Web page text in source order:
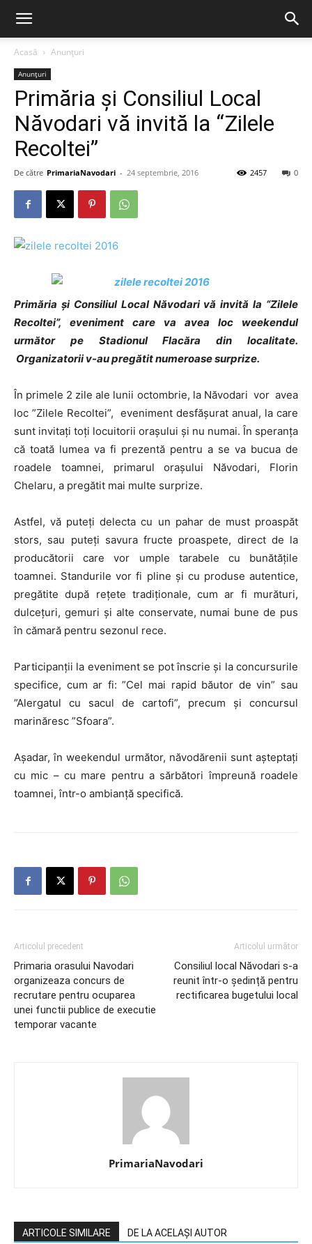
Acasă Anunțuri
Anunțuri
Primăria și Consiliul Local
Năvodari vă invită la “Zilele
Recoltei”
De către PrimariaNavodari - 24 septembrie, 2016 0
2457
Primăria și Consiliul Local Năvodari vă invită la “Zilele
Recoltei”, eveniment care va avea loc weekendul
următor pe Stadionul Flacăra din localitate.
Organizatorii v-au pregătit numeroase surprize.
În primele 2 zile ale lunii octombrie, la Năvodari vor avea
loc ”Zilele Recoltei”, eveniment desfășurat anual, la care
sunt invitați toți locuitorii orașului și nu numai. În speranța
că toată lumea va fi prezentă pentru a se va bucua de
roadele toamnei, primarul orașului Năvodari, Florin
Chelaru, a pregătit mai multe surprize.
Astfel, vă puteți delecta cu un pahar de must proaspăt
stors, sau puteți savura fructe proaspete, direct de la
producătorii care vor umple tarabele cu bunătățile
toamnei. Standurile vor fi pline și cu produse autentice,
pregătite după rețete tradiționale, cum ar fi murături,
dulcețuri, gemuri și alte conservate, numai bune de pus
în cămară pentru sezonul rece.
Participanții la eveniment se pot înscrie și la concursurile
specifice, cum ar fi: ”Cel mai rapid băutor de vin” sau
”Alergatul cu sacul de cartofi”, precum și concursul
marinăresc ”Sfoara”.
Așadar, în weekendul următor, năvodărenii sunt așteptați
cu mic – cu mare pentru a sărbători împreună roadele
toamnei, într-o ambianță specifică.
Articolul precedent
Primaria orasului Navodari
organizeaza concurs de
recrutare pentru ocuparea
unei functii publice de executie
temporar vacante
Articolul următor
Consiliul local Năvodari s-a
reunit într-o ședință pentru
rectificarea bugetului local
PrimariaNavodari
ARTICOLE SIMILARE DE LA ACELAȘI AUTOR